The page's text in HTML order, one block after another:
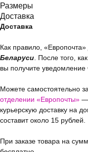
Размеры
Доставка
Доставка
Как правило,
Беларуси . После того,
вы получите
Можете самостоятельно
отделении «Европочты» —
курьерскую доставку на
составит около 15 рублей.
При заказе товара на